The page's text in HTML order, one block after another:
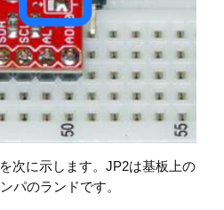
次に示します。JP2は基板上の
パのランドです。